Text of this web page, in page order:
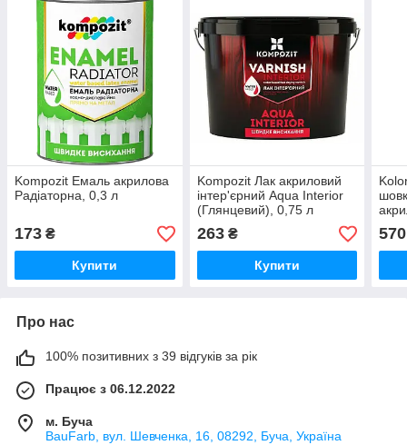
Kompozit Емаль акрилова
Радіаторна, 0,3 л
173 ₴
Купити
Kompozit Лак акриловий
інтер'єрний Aqua Interior
(Глянцевий), 0,75 л
263₴
Купити
570
Про нас
100% позитивних з 39 відгуків за рік
Працює з 06.12.2022
м. Буча
BauFarb, вул. Шевченка, 16, 08292, Буча, Україна